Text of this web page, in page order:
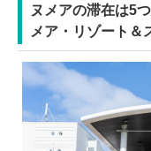
ヌメアの滞在は5
メア・リゾート＆